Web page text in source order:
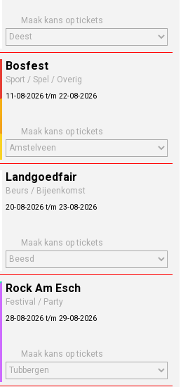
Maak kans op tickets
Bosfest
Sport / Spel / Overig
11-08-2026 t/m 22-08-2026
Maak kans op tickets
Landgoedfair
Beurs / Bijeenkomst
20-08-2026 t/m 23-08-2026
Maak kans op tickets
Rock Am Esch
Festival / Party
28-08-2026 t/m 29-08-2026
Maak kans op tickets